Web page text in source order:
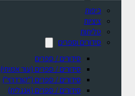
כיפות
ציציות
טליתות
סידורים וספרים
סידורים / ספרים
⁠סידורים / ספרים (עור אמיתי)
סידורים / ספרים ("קורדרוי")
סידורים / ספרים (אנגלית)